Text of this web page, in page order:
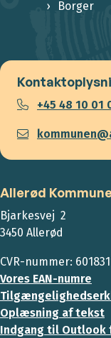
Borger
+45 48 10 01
Allerød
Bjarkesvej 2
3450 Allerød
CVR-nummer:
Vores EAN-numre
Oplæsning af tekst
Indgang til Outlook